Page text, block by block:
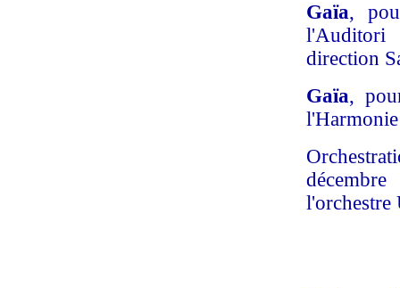
Gaïa,
l'Auditori
direction
Gaïa,
l'orchestre